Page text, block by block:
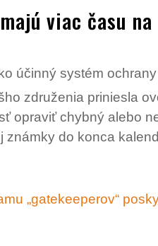
viac času
účinný systém
združenia priniesla
opraviť chybný alebo
známky do konca